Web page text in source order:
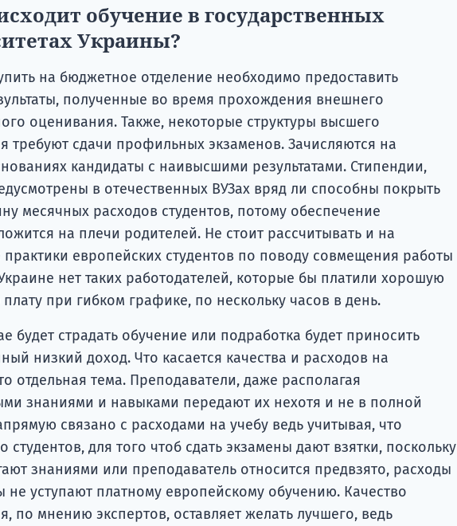
обучение в государственных
Украины?
на бюджетное отделение необходимо предоставить
полученные во время прохождения внешнего
оценивания. Также, некоторые структуры высшего
требуют сдачи профильных экзаменов. Зачисляются на
кандидаты с наивысшими результатами. Стипендии,
в отечественных ВУЗах вряд ли способны покрыть
месячных расходов студентов, потому обеспечение
на плечи родителей. Не стоит рассчитывать и на
европейских студентов по поводу совмещения работы
нет таких работодателей, которые бы платили хорошую
при гибком графике, по нескольку часов в день.
будет страдать обучение или подработка будет приносить
низкий доход. Что касается качества и расходов на
отдельная тема. Преподаватели, даже располагая
знаниями и навыками передают их нехотя и не в полной
связано с расходами на учебу ведь учитывая, что
студентов, для того чтоб сдать экзамены дают взятки, поскольку
знаниями или преподаватель относится предвзято, расходы
не уступают платному европейскому обучению. Качество
по мнению экспертов, оставляет желать лучшего, ведь